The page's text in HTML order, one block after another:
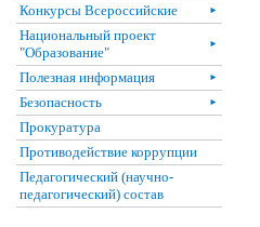
Конкурсы Всероссийские ►
Национальный проект
"Образование"
►
Полезная информация ►
Безопасность ►
Прокуратура
Противодействие коррупции
Педагогический (научно-
педагогический) состав